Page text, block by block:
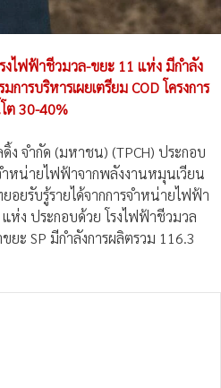
รงไฟฟ้าชีวมวล-ขยะ 11 แห่ง มีกำลัง
รบริหารเผยเตรียม COD โครงการ
ต 30-40%
จำกัด (มหาชน) (TPCH) ประกอบ
หน่ายไฟฟ้าจากพลังงานหมุนเวียน
อยรับรู้รายได้จากการจำหน่ายไฟฟ้า
ห่ง ประกอบด้วย โรงไฟฟ้าชีวมวล
ขยะ SP มีกำลังการผลิตรวม 116.3